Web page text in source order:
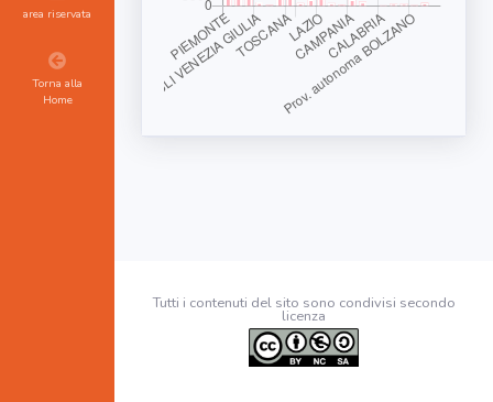
area riservata
Torna alla
Home
Tutti i contenuti del sito sono condivisi secondo
licenza